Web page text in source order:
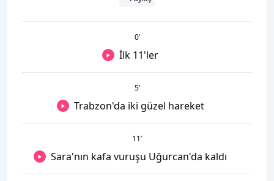
0’
İlk 11'ler
5’
Trabzon'da iki güzel hareket
11’
Sara'nın kafa vuruşu Uğurcan'da kaldı